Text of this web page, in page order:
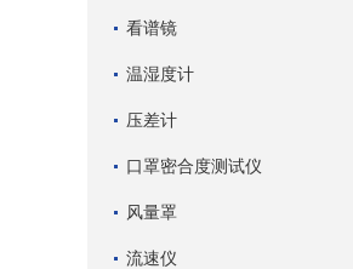
看谱镜
温湿度计
压差计
口罩密合度测试仪
风量罩
流速仪